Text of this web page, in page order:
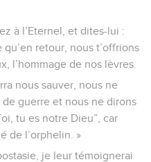
à l’Eternel, et dites-lui :
retour, nous t’offrions
l’hommage de nos lèvres.
nous sauver, nous ne
guerre et nous ne dirons
tu es notre Dieu”, car
de l’orphelin. »
je leur témoignerai